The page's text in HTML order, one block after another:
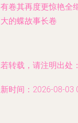
卷其再度更惊艳全
的蝶故事长卷
转载，请注明出处
时间：2026-08-03